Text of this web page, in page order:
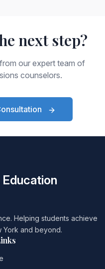
next step?
our expert team of
counselors.
Helping students achieve
York and beyond.